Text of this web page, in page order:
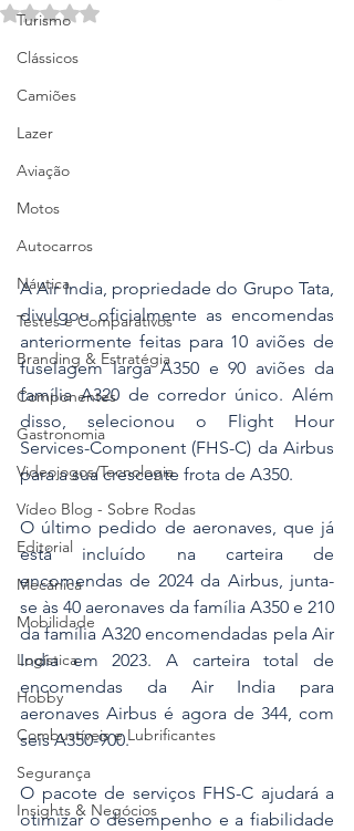
Turismo
Clássicos
Camiões
Lazer
Aviação
Motos
Autocarros
Náutica
Testes e Comparativos
Branding & Estratégia
Componentes
Gastronomia
Videojogos/Tecnologia
Vídeo Blog - Sobre Rodas
Editorial
Mecânica
Mobilidade
Logística
Hobby
Combustíveis e Lubrificantes
Segurança
Insights & Negócios
Avaliado com NaN de 5 estrelas.
A Air India, propriedade do Grupo Tata,
divulgou oficialmente as encomendas
anteriormente feitas para 10 aviões de
fuselagem larga A350 e 90 aviões da
família A320 de corredor único. Além
disso, selecionou o Flight Hour
Services-Component (FHS-C) da Airbus
para a sua crescente frota de A350.
O último pedido de aeronaves, que já
está incluído na carteira de
encomendas de 2024 da Airbus, junta-
se às 40 aeronaves da família A350 e 210
da família A320 encomendadas pela Air
India em 2023. A carteira total de
encomendas da Air India para
aeronaves Airbus é agora de 344, com
seis A350-900.
O pacote de serviços FHS-C ajudará a
otimizar o desempenho e a fiabilidade